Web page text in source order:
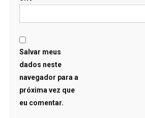
Salvar meus
dados neste
navegador para a
próxima vez que
eu comentar.